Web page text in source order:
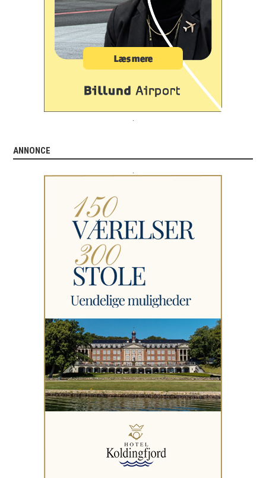
ANNONCE